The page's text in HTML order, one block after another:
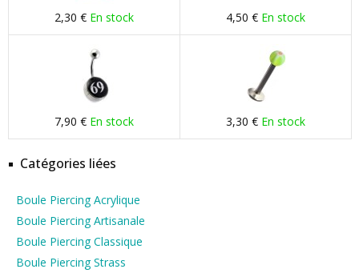
2,30 € En stock 4,50 € En stock
7,90 € En stock 3,30 € En stock
Catégories liées
Boule Piercing Acrylique
Boule Piercing Artisanale
Boule Piercing Classique
Boule Piercing Strass